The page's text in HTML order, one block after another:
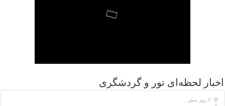
اخبار لحظه‌ای تور و گردشگری
1 روز پیش